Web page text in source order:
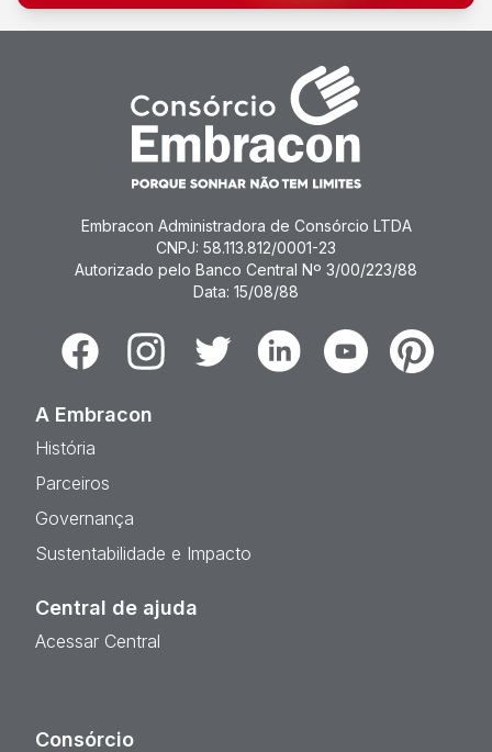
Embracon Administradora de Consórcio LTDA
CNPJ: 58.113.812/0001-23
Autorizado pelo Banco Central Nº 3/00/223/88
Data: 15/08/88
FacebookInstagramTwitter LinkedinYoutubePinterest
A Embracon
História
Parceiros
Governança
Sustentabilidade e Impacto
Central de ajuda
Acessar Central
Consórcio